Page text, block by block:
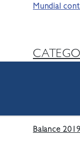
Mundial
Balance